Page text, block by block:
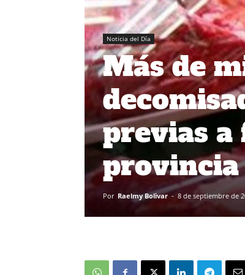
Noticia del Día
Más de
previas a
provincia
Por Raelmy Bolivar - 8 de septiembre de